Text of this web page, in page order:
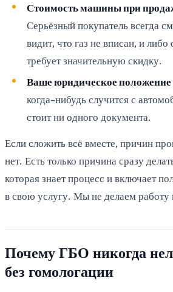
Стоимость машины при
Серьёзный покупатель всегда
видит, что газ не вписан, и либо
требует значительную скидку.
Ваше юридическое положение
когда-нибудь случится с
стоит ни одного документа.
Если сложить всё вместе, причин
нет. Есть только причина сразу
которая знает процесс и включает
в свою услугу. Мы не делаем работу
Почему ГБО никогда
без гомологации